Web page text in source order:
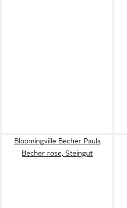
Bloomingville Becher Paula
Becher rose, Steingut